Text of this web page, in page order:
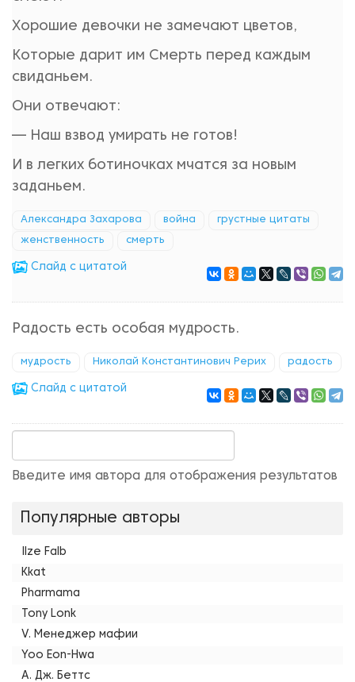
Хорошие девочки не замечают цветов,
Которые дарит им Смерть перед каждым
свиданьем.
Они отвечают:
— Наш взвод умирать не готов!
И в легких ботиночках мчатся за новым
заданьем.
Александра Захарова война грустные цитаты
женственность смерть
Cлайд с цитатой
Радость есть особая мудрость.
мудрость Николай Константинович Рерих радость
Cлайд с цитатой
Введите имя автора для отображения результатов
Популярные авторы
Ilze Falb
Kkat
Pharmama
Tony Lonk
V. Менеджер мафии
Yoo Eon-Hwa
А. Дж. Беттс